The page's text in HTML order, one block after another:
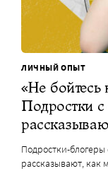
ЛИЧНЫЙ ОПЫТ
«Не бойтесь
Подростки
Подростки-блогеры
рассказывают, как